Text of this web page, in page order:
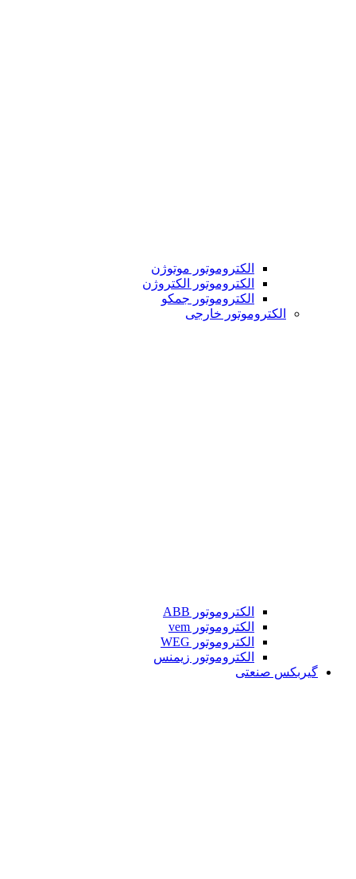
الکتروموتور موتوژن
الکتروموتور الکتروژن
الکتروموتور جمکو
الکتروموتور خارجی
الکتروموتور ABB
الکتروموتور vem
الکتروموتور WEG
الکتروموتور زیمنس
گیربکس صنعتی